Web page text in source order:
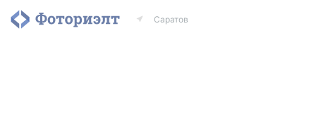
Саратов